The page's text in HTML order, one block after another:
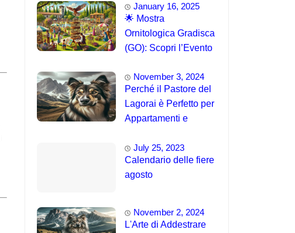
Eventi 🐦
January 16, 2025
🌟 Mostra
Ornitologica Gradisca
(GO): Scopri l’Evento
November 3, 2024
Perché il Pastore del
Lagorai è Perfetto per
Appartamenti e
July 25, 2023
Calendario delle fiere
agosto
November 2, 2024
L'Arte di Addestrare